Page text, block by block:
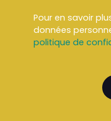
Pour en savoir
données
politique de